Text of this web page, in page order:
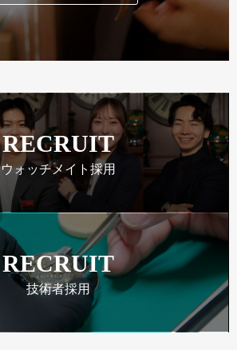
RECRUIT
ウォッチメイト採用
RECRUIT
技術者採用